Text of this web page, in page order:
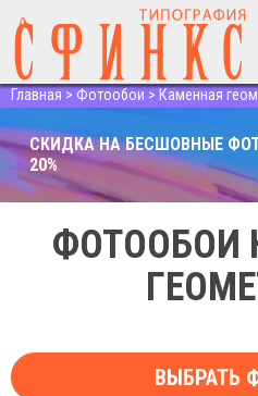
Главная > Фотообои > Каменная
СКИДКА НА БЕСШОВНЫЕ
20%
ФОТООБОИ
ВЫБРАТЬ